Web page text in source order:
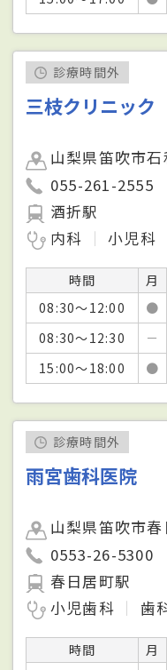
診療時間外
三枝クリニック
山梨県笛吹市
055-261-2555
酒折駅
内科
小児科
時間 月
08:30～12:00
●
08:30～12:30
－
15:00～18:00
●
診療時間外
雨宮歯科医院
山梨県笛吹市
0553-26-5300
春日居町駅
小児歯科
歯
時間 月